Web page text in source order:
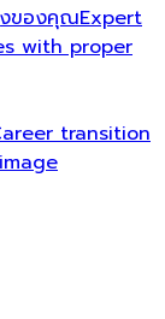
งของคุณExpert
with proper
transition